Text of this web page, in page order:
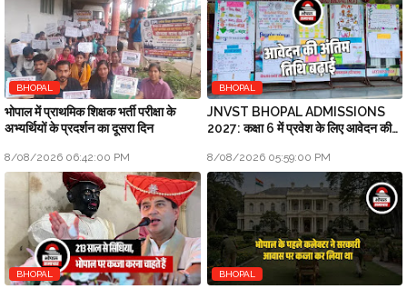
BHOPAL
भोपाल में प्राथमिक शिक्षक भर्ती परीक्षा के
अभ्यर्थियों के प्रदर्शन का दूसरा दिन
8/08/2026 06:42:00 PM
BHOPAL
JNVST BHOPAL ADMISSIONS
2027: कक्षा 6 में प्रवेश के लिए आवेदन की
8/08/2026 05:59:00 PM
BHOPAL BHOPAL